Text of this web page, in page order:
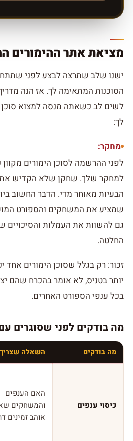
מציאת אתר ההימורים
ישנו שלב שתרצה לבצע לפני
הסוכנות המתאימה לך. אז הנה
לשים לב כשאתה מנסה למצוא
לך:
מחקר:
לפני ההרשמה לסוכן הימורים
למחקר שלך. שחקן שלא הקדיש את
הבעיות מאוחר מדי. הדבר החשוב
שמציע את המשחקים והספורט
גם להשוות את העמלות והסיכויים
החלטה.
זכור: רק בגלל שסוכן הימורים אחד
יותר בטניס, לא אומר בהכרח שהם
בכל ענפי הספורט האחרים.
מה בודקים לפני שסוגרים
מה בודקים השאלה
כיסוי ענפים
האם הענפים
והמשחקים
אוהב זמינים